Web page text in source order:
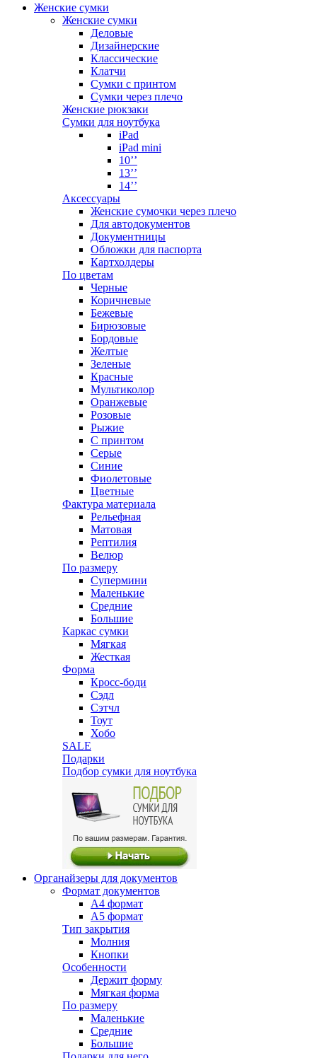
Женские сумки
Женские сумки
Деловые
Дизайнерские
Классические
Клатчи
Сумки с принтом
Сумки через плечо
Женские рюкзаки
Сумки для ноутбука
iPad
iPad mini
10’’
13’’
14’’
Аксессуары
Женские сумочки через плечо
Для автодокументов
Документницы
Обложки для паспорта
Картхолдеры
По цветам
Черные
Коричневые
Бежевые
Бирюзовые
Бордовые
Желтые
Зеленые
Красные
Мультиколор
Оранжевые
Розовые
Рыжие
С принтом
Серые
Синие
Фиолетовые
Цветные
Фактура материала
Рельефная
Матовая
Рептилия
Велюр
По размеру
Супермини
Маленькие
Средние
Большие
Каркас сумки
Мягкая
Жесткая
Форма
Кросс-боди
Сэдл
Сэтчл
Тоут
Хобо
SALE
Подарки
Подбор сумки для ноутбука
Органайзеры для документов
Формат документов
А4 формат
А5 формат
Тип закрытия
Молния
Кнопки
Особенности
Держит форму
Мягкая форма
По размеру
Маленькие
Средние
Большие